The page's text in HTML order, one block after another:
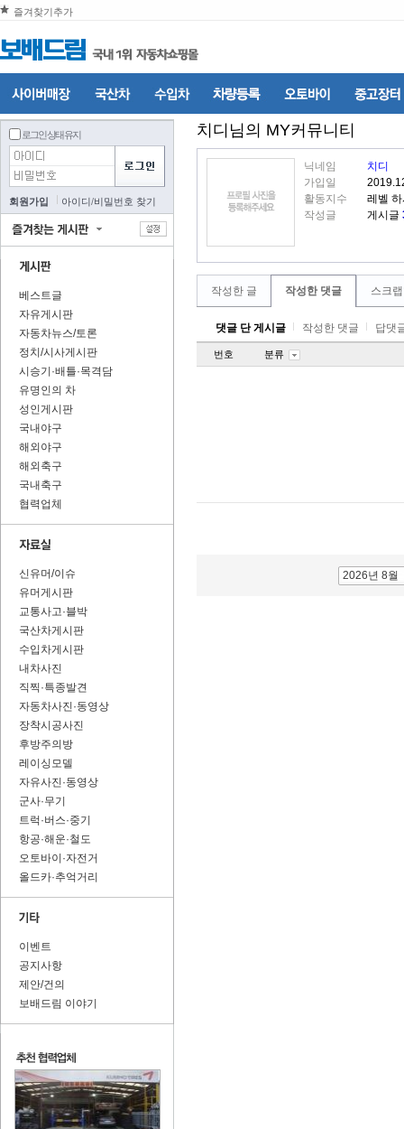
즐겨찾기추가
로그인 상태 유지
회원가입 아이디/비밀번호 찾기
베스트글
자유게시판
자동차뉴스/토론
정치/시사게시판
시승기·배틀·목격담
유명인의 차
성인게시판
국내야구
해외야구
해외축구
국내축구
협력업체
신유머/이슈
유머게시판
교통사고·블박
국산차게시판
수입차게시판
내차사진
직찍·특종발견
자동차사진·동영상
장착시공사진
후방주의방
레이싱모델
자유사진·동영상
군사·무기
트럭·버스·중기
항공·해운·철도
오토바이·자전거
올드카·추억거리
이벤트
공지사항
제안/건의
보배드림 이야기
치디 님의 MY커뮤니티
닉네임
치디
가입일
활동지수
레벨
작성글
게시글
작성한 글 작성한 댓글 스크
댓글 단 게시글 작성한 댓글 답댓
번호 분류
2026년 8월